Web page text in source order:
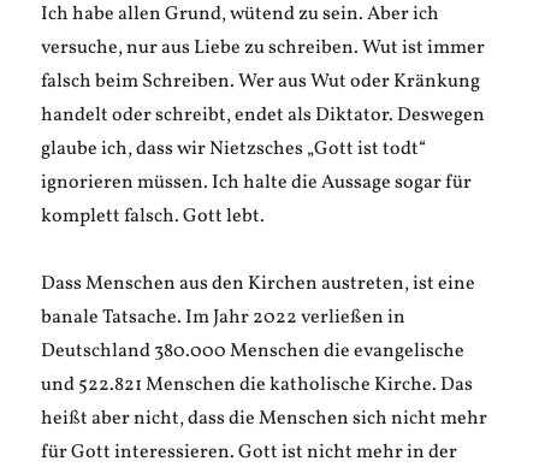
Ich habe allen Grund, wütend zu sein. Aber ich
versuche, nur aus Liebe zu schreiben. Wut ist immer
falsch beim Schreiben. Wer aus Wut oder Kränkung
handelt oder schreibt, endet als Diktator. Deswegen
glaube ich, dass wir Nietzsches „Gott ist todt“
ignorieren müssen. Ich halte die Aussage sogar für
komplett falsch. Gott lebt.
Dass Menschen aus den Kirchen austreten, ist eine
banale Tatsache. Im Jahr 2022 verließen in
Deutschland 380.000 Menschen die evangelische
und 522.821 Menschen die katholische Kirche. Das
heißt aber nicht, dass die Menschen sich nicht mehr
für Gott interessieren. Gott ist nicht mehr in der